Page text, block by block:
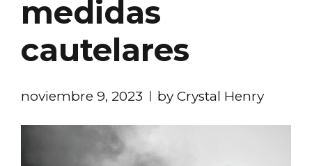
medidas
cautelares
noviembre 9, 2023 by Crystal Henry